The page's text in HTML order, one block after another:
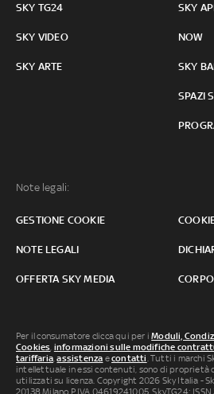
SKY TG24
SKY VIDEO
SKY ARTE
SKY
NOW
SKY
SPAZI
Note legali:
GESTIONE COOKIE
NOTE LEGALI
OFFERTA SKY MEDIA
Per il consumatore clicca qui per iModuli,
Cookies informazioni sulle modifiche
tariffaria ,assistenza econtatti . Tutti i marchi
intellettuale in essi contenuti, sono di proprietà
utilizzati su licenza. Copyright 2026 Sky Italia -
20138 Milano P.IVA 04619241005. SkyTG24: